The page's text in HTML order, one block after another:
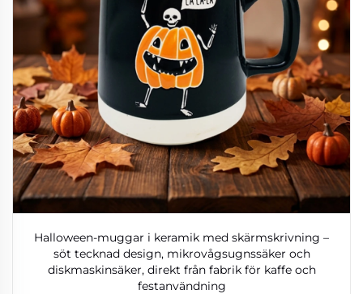
Halloween-muggar i keramik med skärmskrivning –
söt tecknad design, mikrovågsugnssäker och
diskmaskinsäker, direkt från fabrik för kaffe och
festanvändning